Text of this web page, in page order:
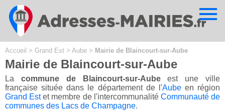
Accueil > Grand Est > Aube > Mairie de Blaincourt-sur-Aube
Mairie de Blaincourt-sur-Aube
La commune de Blaincourt-sur-Aubeest une ville
française située dans le département de l'Aubeen région
Grand Estet membre de l'intercommunalité Communauté de
communes des Lacs de Champagne.
Cookies management panel